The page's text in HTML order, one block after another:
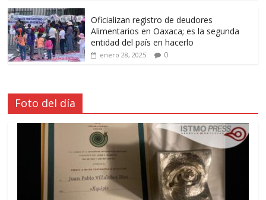
Oficializan registro de deudores
Alimentarios en Oaxaca; es la segunda
entidad del país en hacerlo
enero 28, 2025 0
Foto del día